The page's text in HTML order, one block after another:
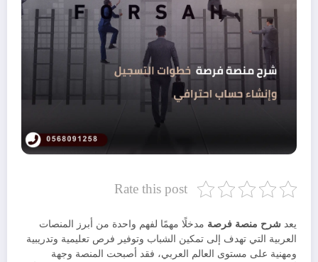
Rate this post
يعد شرح منصة فرصة مدخلًا مهمًا لفهم واحدة من أبرز المنصات
العربية التي تهدف إلى تمكين الشباب وتوفير فرص تعليمية وتدريبية
ومهنية على مستوى العالم العربي، فقد أصبحت المنصة وجهة